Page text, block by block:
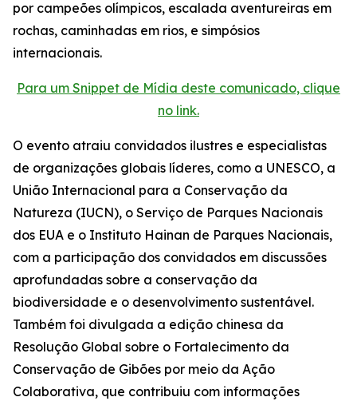
por campeões olímpicos, escalada aventureiras em
rochas, caminhadas em rios, e simpósios
internacionais.
Para um Snippet de Mídia deste comunicado, clique
no link.
O evento atraiu convidados ilustres e especialistas
de organizações globais líderes, como a UNESCO, a
União Internacional para a Conservação da
Natureza (IUCN), o Serviço de Parques Nacionais
dos EUA e o Instituto Hainan de Parques Nacionais,
com a participação dos convidados em discussões
aprofundadas sobre a conservação da
biodiversidade e o desenvolvimento sustentável.
Também foi divulgada a edição chinesa da
Resolução Global sobre o Fortalecimento da
Conservação de Gibões por meio da Ação
Colaborativa, que contribuiu com informações